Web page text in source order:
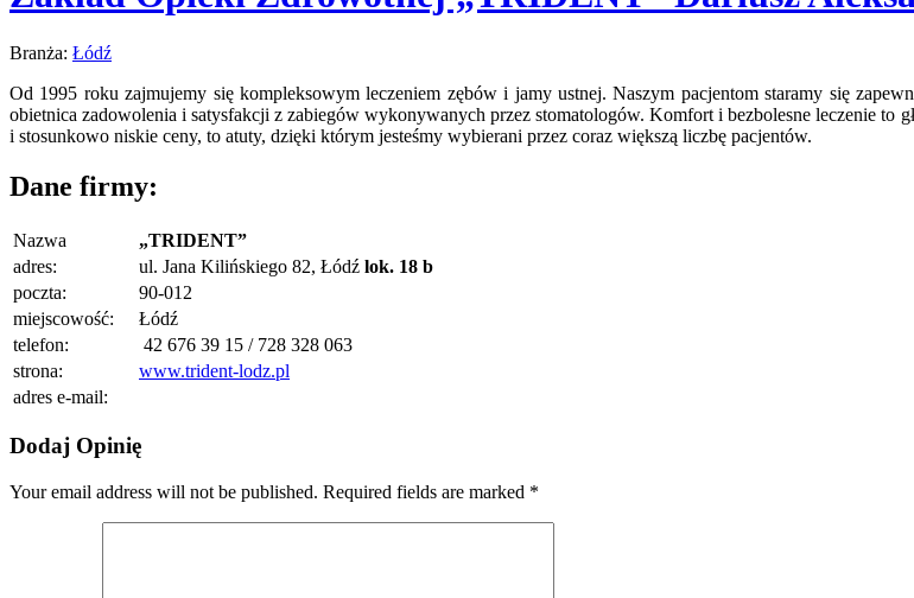
Branża: Łódź
Od 1995 roku zajmujemy się kompleksowym leczeniem zębów i jamy ustnej. Naszym pacjentom staramy się
obietnica zadowolenia i satysfakcji z zabiegów wykonywanych przez stomatologów. Komfort i bezbolesne leczenie to
i stosunkowo niskie ceny, to atuty, dzięki którym jesteśmy wybierani przez coraz większą liczbę pacjentów.
Dane firmy:
Nazwa
„TRIDENT”
adres:
ul. Jana Kilińskiego 82, Łódź lok. 18 b
poczta:
90-012
miejscowość:
Łódź
telefon:
42 676 39 15 / 728 328 063
strona:
www.trident-lodz.pl
adres e-mail:
Dodaj Opinię
Your email address will not be published. Required fields are marked *